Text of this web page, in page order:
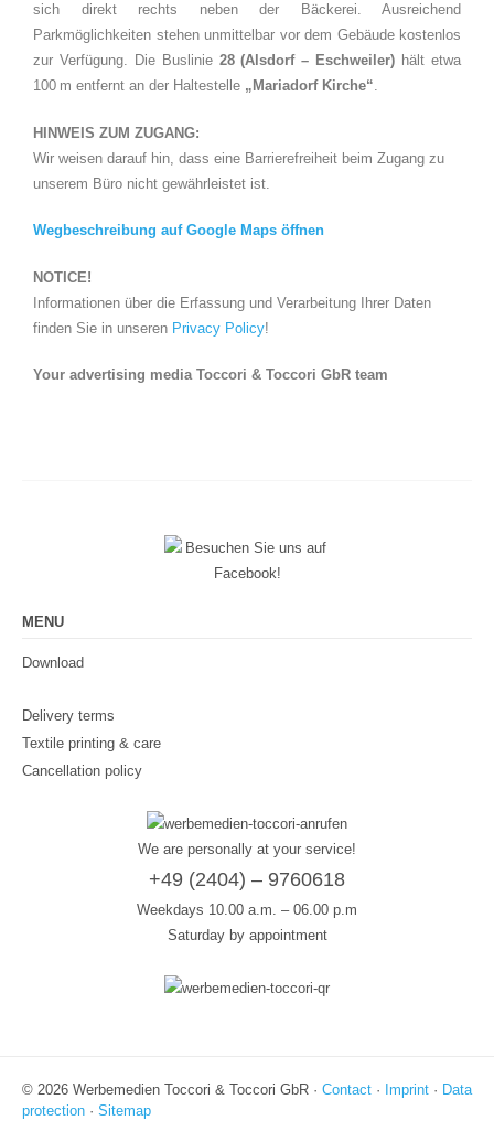
sich direkt rechts neben der Bäckerei. Ausreichend
Parkmöglichkeiten stehen unmittelbar vor dem Gebäude kostenlos
zur Verfügung. Die Buslinie 28 (Alsdorf – Eschweiler) hält etwa
100 m entfernt an der Haltestelle „Mariadorf Kirche“.
HINWEIS ZUM ZUGANG:
Wir weisen darauf hin, dass eine Barrierefreiheit beim Zugang zu
unserem Büro nicht gewährleistet ist.
Wegbeschreibung auf Google Maps öffnen
NOTICE!
Informationen über die Erfassung und Verarbeitung Ihrer Daten
finden Sie in unseren Privacy Policy!
Your advertising media Toccori & Toccori GbR team
MENU
Download
Delivery terms
Textile printing & care
Cancellation policy
We are personally at your service!
+49 (2404) – 9760618
Weekdays 10.00 a.m. – 06.00 p.m
Saturday by appointment
© 2026 Werbemedien Toccori & Toccori GbR · Contact · Imprint · Data
protection · Sitemap